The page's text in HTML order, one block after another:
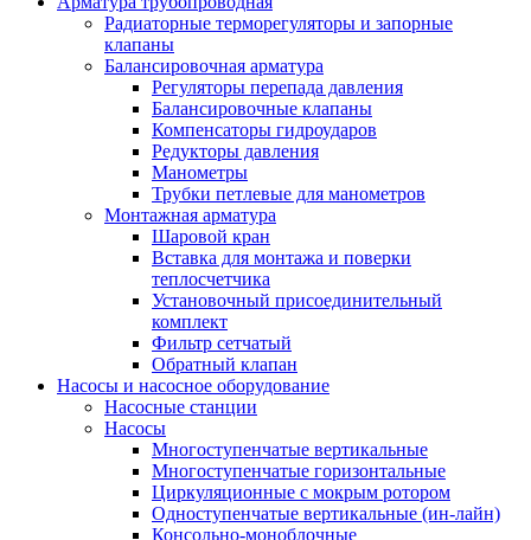
Радиаторные терморегуляторы и запорные
клапаны
Балансировочная арматура
Регуляторы перепада давления
Балансировочные клапаны
Компенсаторы гидроударов
Редукторы давления
Манометры
Трубки петлевые для манометров
Монтажная арматура
Шаровой кран
Вставка для монтажа и поверки
теплосчетчика
Установочный присоединительный
комплект
Фильтр сетчатый
Обратный клапан
Насосы и насосное оборудование
Насосные станции
Насосы
Многоступенчатые вертикальные
Многоступенчатые горизонтальные
Циркуляционные с мокрым ротором
Одноступенчатые вертикальные (ин-лайн)
Консольно-моноблочные